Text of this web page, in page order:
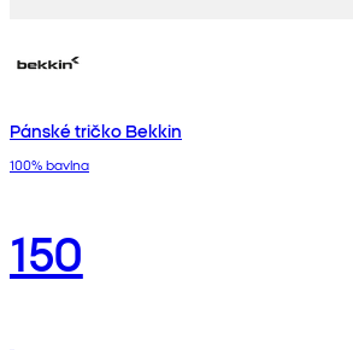
Pánské tričko Bekkin
100% bavlna
150